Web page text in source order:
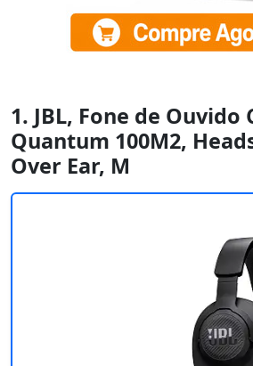
1. JBL, Fone de Ouvido
Quantum 100M2,
Over Ear, M